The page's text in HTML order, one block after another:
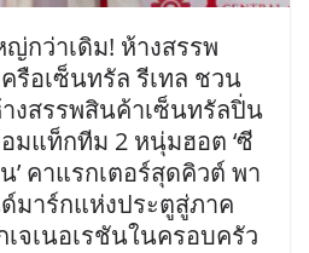
กว่าเดิม! ห้างสรรพ
รือเซ็นทรัล รีเทล ชวน
งสรรพสินค้าเซ็นทรัลปิ่น
มแท็กทีม 2 หนุ่มฮอต ‘ซี
’ คาแรกเตอร์สุดคิวต์ พา
มาร์กแห่งประตูสู่ภาค
จเนอเรชันในครอบครัว